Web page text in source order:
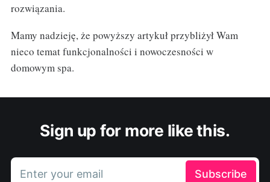
rozwiązania.
Mamy nadzieję, że powyższy artykuł przybliżył Wam
nieco temat funkcjonalności i nowoczesności w
domowym spa.
Sign up for more like this.
Enter your email Subscribe